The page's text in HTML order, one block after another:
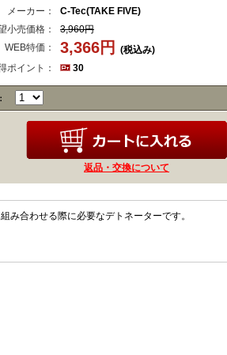
メーカー：
C-Tec(TAKE FIVE)
小売価格：
3,960円
WEB特価：
3,366円
(税込み)
ポイント：
30
返品・交換について
み合わせる際に必要なデトネーターです。